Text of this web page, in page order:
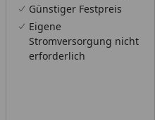
Günstiger Festpreis
Eigene
Stromversorgung nicht
erforderlich